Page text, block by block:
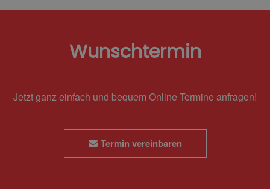
Wunschtermin
Jetzt ganz einfach und bequem Online Termine anfragen!
Termin vereinbaren